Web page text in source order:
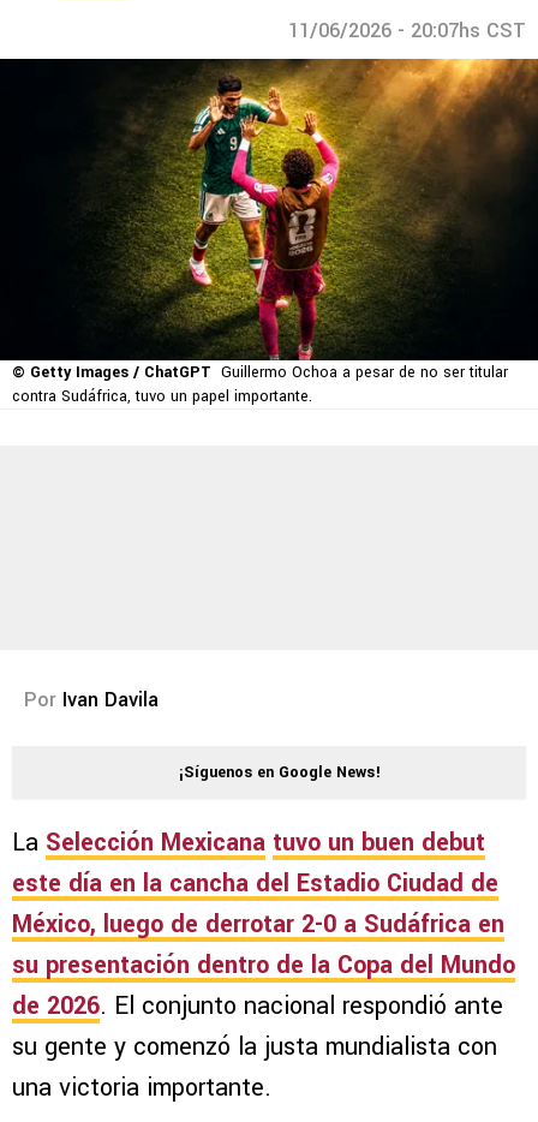
11/06/2026 - 20:07hs CST
© Getty Images / ChatGPT Guillermo Ochoa a pesar de no ser titular
contra Sudáfrica, tuvo un papel importante.
Por Ivan Davila
¡Síguenos en Google News!
La Selección Mexicana tuvo un buen debut
este día en la cancha del Estadio Ciudad de
México, luego de derrotar 2-0 a Sudáfrica en
su presentación dentro de la Copa del Mundo
de 2026. El conjunto nacional respondió ante
su gente y comenzó la justa mundialista con
una victoria importante.